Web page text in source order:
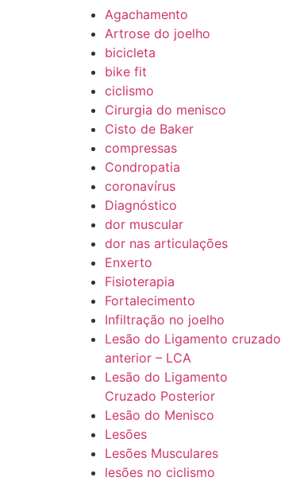
Agachamento
Artrose do joelho
bicicleta
bike fit
ciclismo
Cirurgia do menisco
Cisto de Baker
compressas
Condropatia
coronavírus
Diagnóstico
dor muscular
dor nas articulações
Enxerto
Fisioterapia
Fortalecimento
Infiltração no joelho
Lesão do Ligamento cruzado
anterior – LCA
Lesão do Ligamento
Cruzado Posterior
Lesão do Menisco
Lesões
Lesões Musculares
lesões no ciclismo